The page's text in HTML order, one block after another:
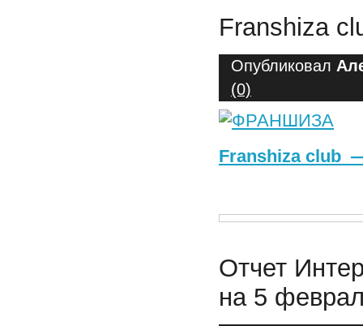
Franshiza
Опубликовал
(0)
Franshiza club
Отчет
на 5